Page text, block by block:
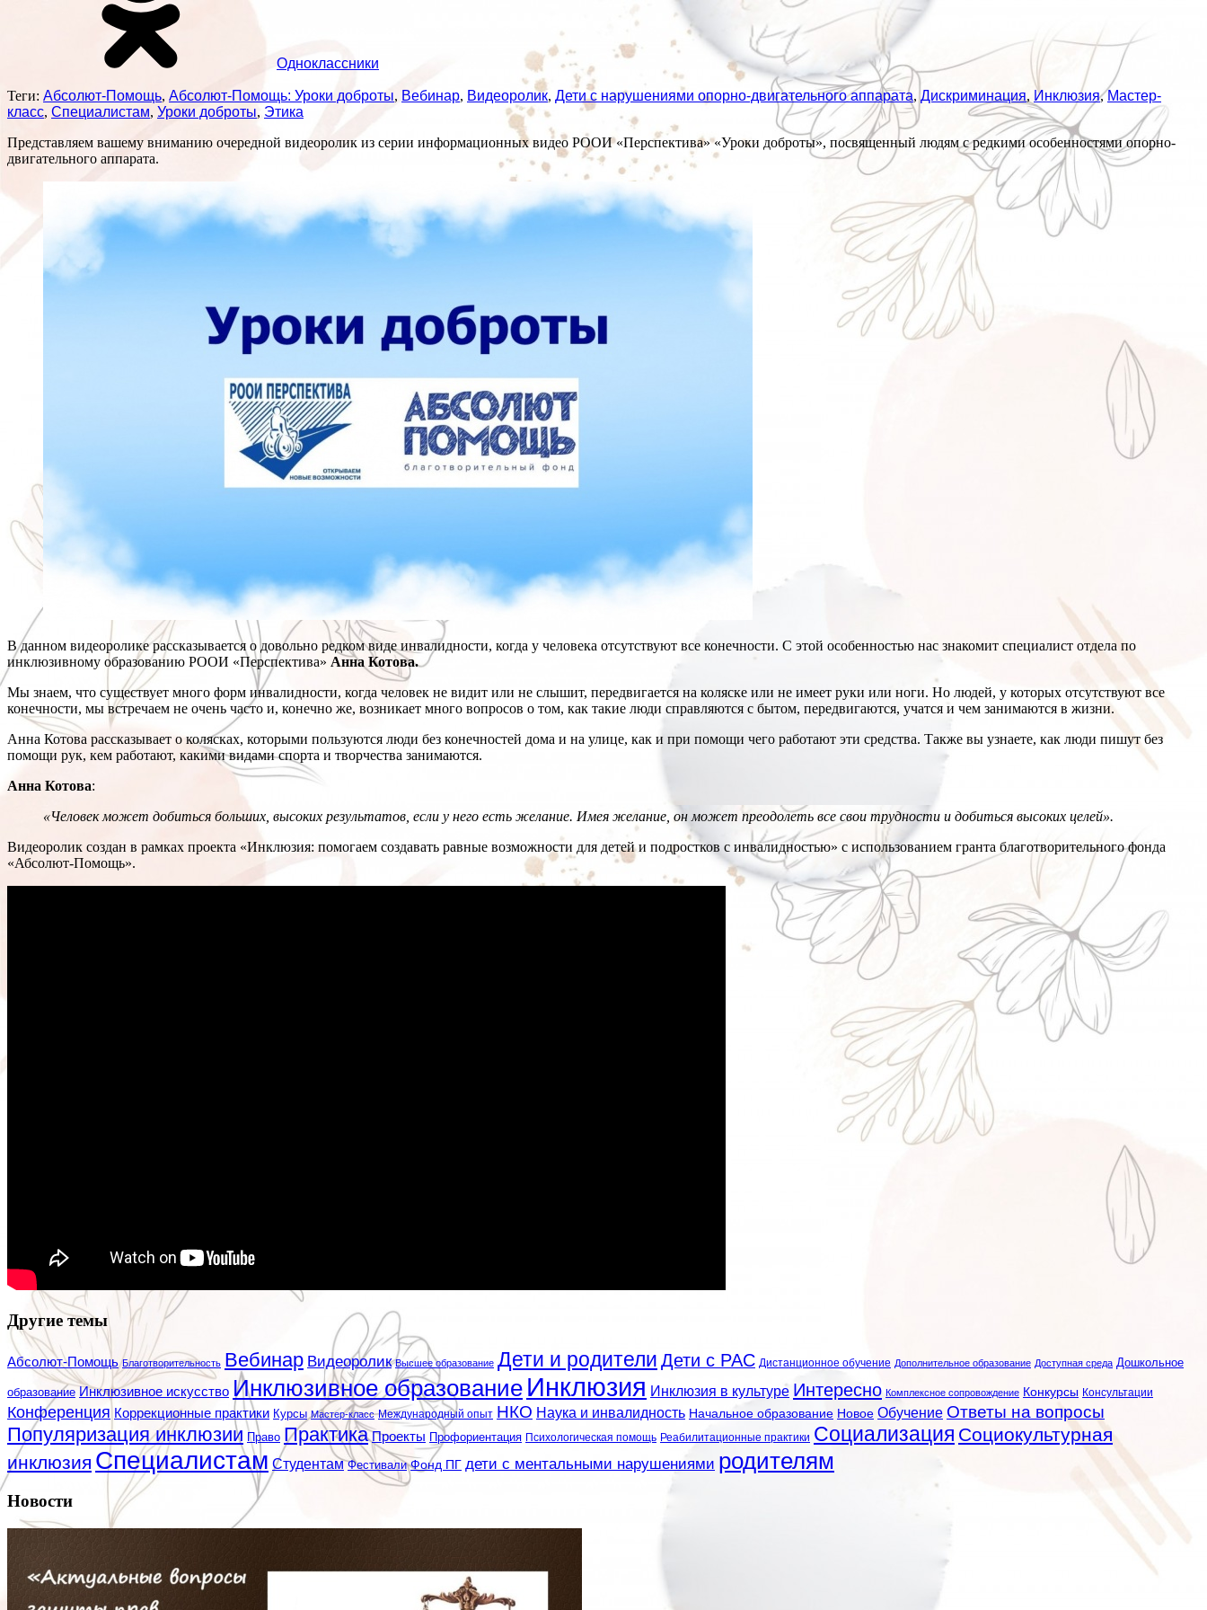
Одноклассники
Теги: Абсолют-Помощь, Абсолют-Помощь: Уроки доброты, Вебинар, Видеоролик, Дети с нарушениями опорно-двигательного аппарата, Дискриминация, Инклюзия,Мастер-
класс, Специалистам, Уроки доброты, Этика
Представляем вашему вниманию очередной видеоролик из серии информационных видео РООИ «Перспектива» «Уроки доброты», посвященный людям с редкими особенностями опорно-
двигательного аппарата.
В данном видеоролике рассказывается о довольно редком виде инвалидности, когда у человека отсутствуют все конечности. С этой особенностью нас знакомит специалист отдела по
инклюзивному образованию РООИ «Перспектива» Анна Котова.
Мы знаем, что существует много форм инвалидности, когда человек не видит или не слышит, передвигается на коляске или не имеет руки или ноги. Но людей, у которых отсутствуют все
конечности, мы встречаем не очень часто и, конечно же, возникает много вопросов о том, как такие люди справляются с бытом, передвигаются, учатся и чем занимаются в жизни.
Анна Котова рассказывает о колясках, которыми пользуются люди без конечностей дома и на улице, как и при помощи чего работают эти средства. Также вы узнаете, как люди пишут без
помощи рук, кем работают, какими видами спорта и творчества занимаются.
Анна Котова:
«Человек может добиться больших, высоких результатов, если у него есть желание. Имея желание, он может преодолеть все свои трудности и добиться высоких целей».
Видеоролик создан в рамках проекта «Инклюзия: помогаем создавать равные возможности для детей и подростков с инвалидностью» с использованием гранта благотворительного фонда
«Абсолют-Помощь».
Другие темы
Абсолют-Помощь Благотворительность Вебинар Видеоролик Высшее образование Дети и родители Дети с РАС Дистанционное обучение Дополнительное образование Доступная среда Дошкольное
образование Инклюзивное искусство Инклюзивное образование Инклюзия Инклюзия в культуре Интересно Комплексное сопровождение Конкурсы Консультации
Конференция Коррекционные практики Курсы Мастер-класс Международный опыт НКО Наука и инвалидность Начальное образование Новое Обучение Ответы на вопросы
Популяризация инклюзии Право Практика Проекты Профориентация Психологическая помощь Реабилитационные практики Социализация Социокультурная
инклюзия Специалистам Студентам Фестивали Фонд ПГ дети с ментальными нарушениями родителям
Новости